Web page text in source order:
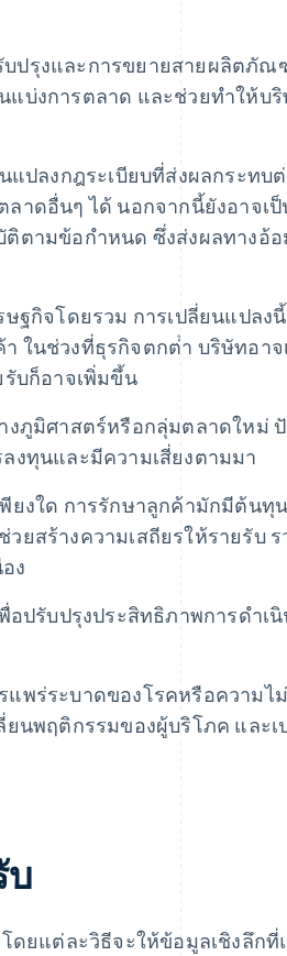
บปรุงและการขยายสายผลิตภัณ
บ่งการตลาด และช่วยทําให้บ
แปลงกฎระเบียบที่ส่งผลกระทบ
าดอื่นๆ ได้ นอกจากนี้ยังอาจเ
ตามข้อกําหนด ซึ่งส่งผลทางอ้
ษฐกิจโดยรวม การเปลี่ยนแปลง
ในช่วงที่ธุรกิจตกต่ํา บริษัทอาจ
รับก็อาจเพิ่มขึ้น
งภูมิศาสตร์หรือกลุ่มตลาดใหม่
งทุนและมีความเสี่ยงตามมา
ยงใด การรักษาลูกค้ามักมีต้นทุ
สร้างความเสถียรให้รายรับ ร
ง
อปรับปรุงประสิทธิภาพการดําเ
พร่ระบาดของโรคหรือความไ
ยนพฤติกรรมของผู้บริโภค และ
บ
ดยแต่ละวิธีจะให้ข้อมูลเชิงลึก